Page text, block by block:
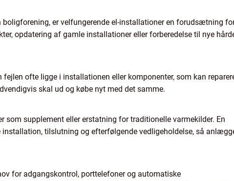
er velfungerende el-installationer en forudsætning
opdatering af gamle installationer eller forberedelse til nye
ofte ligge i installationen eller komponenter, som kan
skal ud og købe nyt med det samme.
supplement eller erstatning for traditionelle varmekilder. En
tilslutning og efterfølgende vedligeholdelse, så
for adgangskontrol, porttelefoner og automatiske